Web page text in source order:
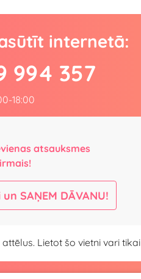
internetā:
994 357
18:00
atsauksmes
SAŅEM DĀVANU!
Lietot šo vietni vari